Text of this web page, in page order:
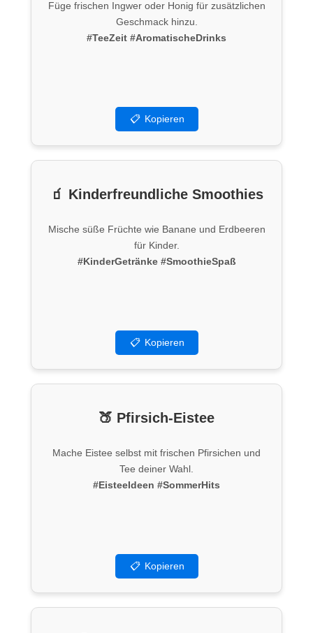
Füge frischen Ingwer oder Honig für zusätzlichen
Geschmack hinzu.
#TeeZeit #AromatischeDrinks
📋 Kopieren
🧃 Kinderfreundliche Smoothies
Mische süße Früchte wie Banane und Erdbeeren
für Kinder.
#KinderGetränke #SmoothieSpaß
📋 Kopieren
🍑 Pfirsich-Eistee
Mache Eistee selbst mit frischen Pfirsichen und
Tee deiner Wahl.
#EisteeIdeen #SommerHits
📋 Kopieren